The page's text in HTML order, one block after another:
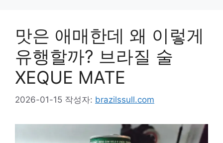
맛은 애매한데 왜 이렇게
유행할까? 브라질 술
XEQUE MATE
2026-01-15 작성자: brazilssull.com